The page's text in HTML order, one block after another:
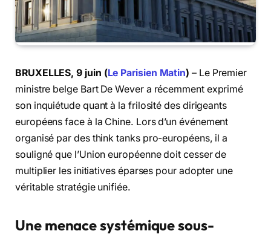
BRUXELLES, 9 juin (Le Parisien Matin) – Le Premier
ministre belge Bart De Wever a récemment exprimé
son inquiétude quant à la frilosité des dirigeants
européens face à la Chine. Lors d’un événement
organisé par des think tanks pro-européens, il a
souligné que l’Union européenne doit cesser de
multiplier les initiatives éparses pour adopter une
véritable stratégie unifiée.
Une menace systémique sous-